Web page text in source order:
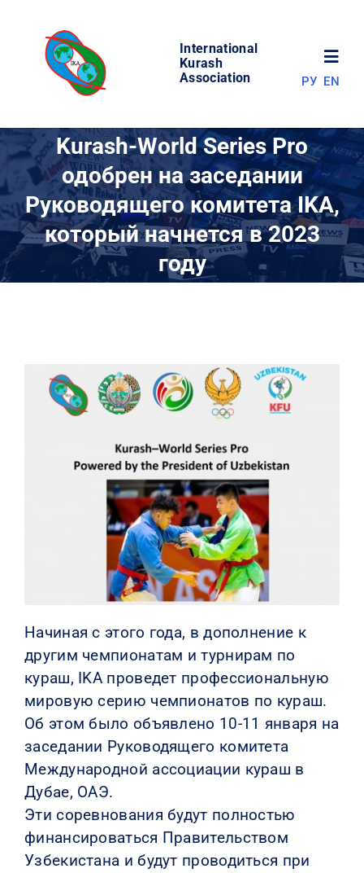
content
International
Kurash
Association
МИР КУРАША
ОБ АССОЦИАЦИИ
СОРЕВНОВАНИЯ
КОНТАКТЫ
РУ EN
Kurash-World Series Pro
одобрен на заседании
Руководящего комитета IKA,
который начнется в 2023
году
Начиная с этого года, в дополнение к
другим чемпионатам и турнирам по
кураш, IKA проведет профессиональную
мировую серию чемпионатов по кураш.
Об этом было объявлено 10-11 января на
заседании Руководящего комитета
Международной ассоциации кураш в
Дубае, ОАЭ.
Эти соревнования будут полностью
финансироваться Правительством
Узбекистана и будут проводиться при